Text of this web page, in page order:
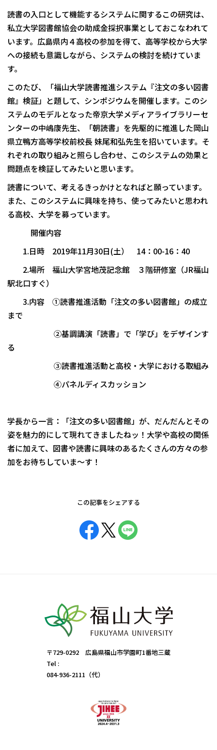
読書の入口として機能するシステムに関するこの研究は、
私立大学図書館協会の助成金採択事業としておこなわれて
います。広島県内４高校の参加を得て、高等学校から大学
への接続も意識しながら、システムの検討を続けていま
す。
このたび、「福山大学読書推進システム『注文の多い図書
館』検証」と題して、シンポジウムを開催します。このシ
ステムのモデルとなった帝京大学メディアライブラリーセ
ンターの中嶋康先生、「朝読書」を先駆的に推進した岡山
県立鴨方高等学校前校長 妹尾和弘先生を招いています。そ
れぞれの取り組みと照らし合わせ、このシステムの効果と
問題点を検証してみたいと思います。
読書について、考えるきっかけとなればと願っています。
また、このシステムに興味を持ち、使ってみたいと思われ
る高校、大学を募っています。
―― 開催内容 ――
1.日時 2019年11月30日(土） 14：00-16：40
2.場所 福山大学宮地茂記念館 ３階研修室（JR福山
駅北口すぐ）
3.内容 ①読書推進活動「注文の多い図書館」の成立
まで
②基調講演「読書」で「学び」をデザインす
る
③読書推進活動と高校・大学における取組み
④パネルディスカッション
学長から一言：「注文の多い図書館」が、だんだんとその
姿を魅力的にして現れてきましたねッ！大学や高校の関係
者に加えて、図書や読書に興味のあるたくさんの方々の参
加をお待ちしていま～す！
この記事をシェアする
〒729-0292 広島県福山市学園町1番地三蔵
Tel :
084-936-2111（代）